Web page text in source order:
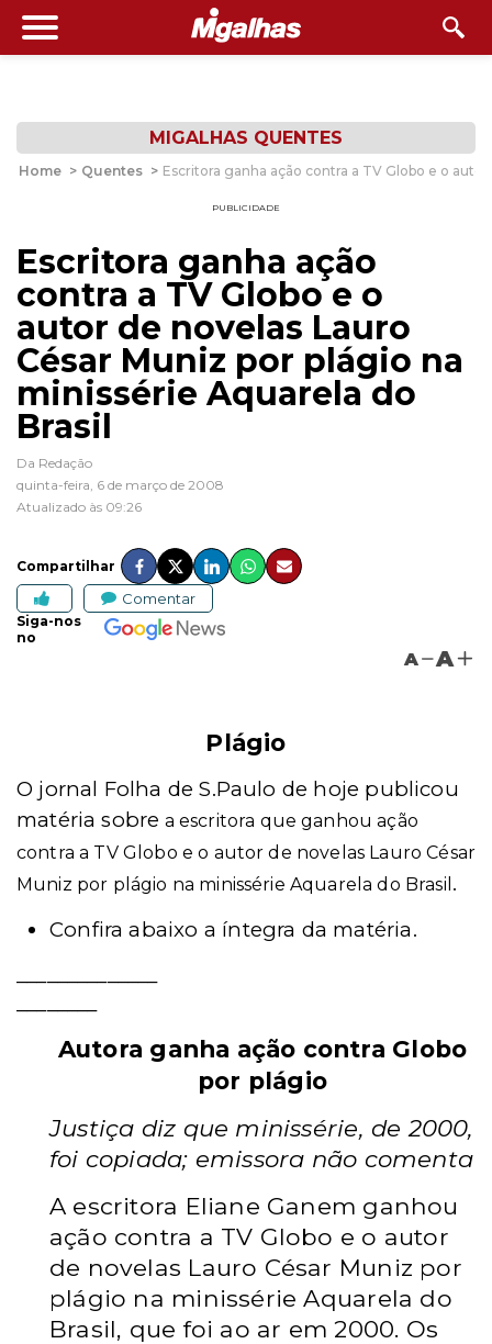
MIGALHAS QUENTES
Home > Quentes > Escritora ganha ação contra a TV Globo e o
PUBLICIDADE
Escritora ganha ação
contra a TV Globo e o
autor de novelas Lauro
César Muniz por plágio na
minissérie Aquarela do
Brasil
Da Redação
quinta-feira, 6 de março de 2008
Atualizado às 09:26
Compartilhar
Comentar
Siga-nos
no
A A
Plágio
O jornal Folha de S.Paulo de hoje publicou
matéria sobre a escritora que ganhou ação
contra a TV Globo e o autor de novelas Lauro César
Muniz por plágio na minissérie Aquarela do Brasil .
Confira abaixo a íntegra da matéria.
Autora ganha ação contra Globo
por plágio
Justiça diz que minissérie, de 2000,
foi copiada; emissora não comenta
A escritora Eliane Ganem ganhou
ação contra a TV Globo e o autor
de novelas Lauro César Muniz por
plágio na minissérie Aquarela do
Brasil, que foi ao ar em 2000. Os